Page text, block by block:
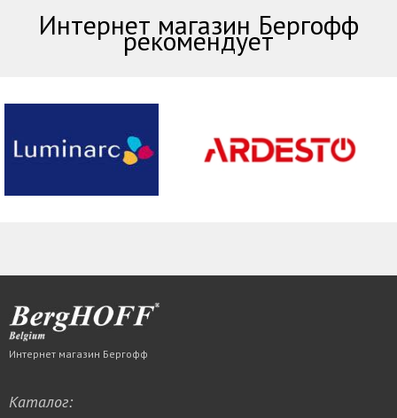
Интернет магазин Бергофф
рекомендует
Интернет магазин Бергофф
Каталог: